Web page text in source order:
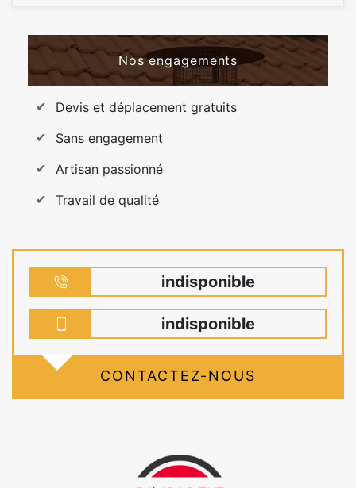
Nos engagements
Devis et déplacement gratuits
Sans engagement
Artisan passionné
Travail de qualité
indisponible
indisponible
CONTACTEZ-NOUS